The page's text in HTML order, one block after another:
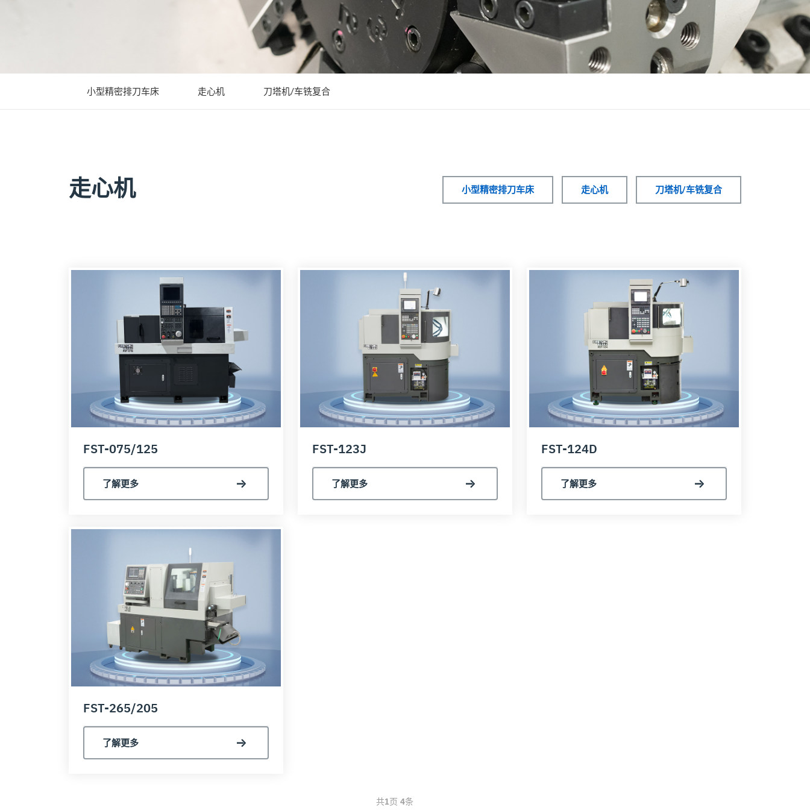
小型精密排刀车床 走心机 刀塔机/车铣复合
走心机 小型精密排刀车床 走心机 刀塔机/车铣复合
FST-075/125
了解更多
FST-123J
了解更多
FST-124D
了解更多
FST-265/205
了解更多
共1页 4条